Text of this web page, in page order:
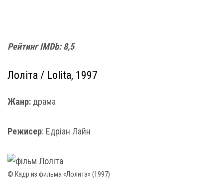
Рейтинг IMDb: 8,5
Лоліта / Lolita, 1997
Жанр: драма
Режисер: Едріан Лайн
© Кадр из фильма «Лолита» (1997)